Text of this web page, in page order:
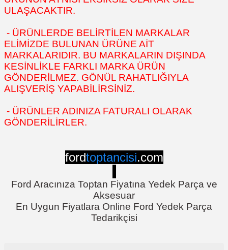
ULAŞACAKTIR.
- ÜRÜNLERDE BELİRTİLEN MARKALAR
ELİMİZDE BULUNAN ÜRÜNE AİT
MARKALARIDIR. BU MARKALARIN DIŞINDA
KESİNLİKLE FARKLI MARKA ÜRÜN
GÖNDERİLMEZ. GÖNÜL RAHATLIĞIYLA
ALIŞVERİŞ YAPABİLİRSİNİZ.
- ÜRÜNLER ADINIZA FATURALI OLARAK
GÖNDERİLİRLER.
fordtoptancisi.com
Ford Aracınıza Toptan Fiyatına Yedek Parça ve
Aksesuar
En Uygun Fiyatlara Online Ford Yedek Parça
Tedarikçisi